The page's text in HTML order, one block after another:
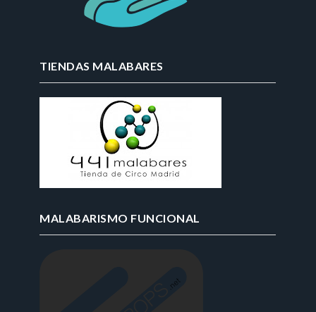
TIENDAS MALABARES
MALABARISMO FUNCIONAL